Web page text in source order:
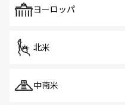
で、ホーカーズは
ヨーロッパ
北米
中南米